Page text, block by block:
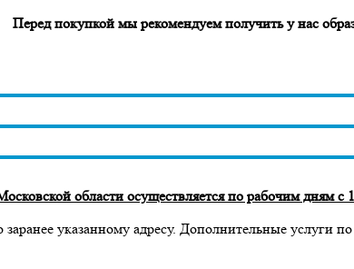
рекомендуем получить у нас образцы
области осуществляется по рабочим дням с
заранее указанному адресу. Дополнительные услуги